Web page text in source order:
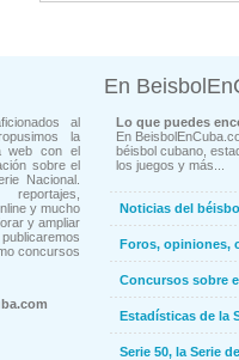
al
la
web con el
sobre el
Nacional.
y mucho
y ampliar
concursos
En
Lo que puedes
En
béisbol cubano,
los juegos y más...
Noticias del
Foros, opiniones,
Concursos sobre
Estadísticas de la
Serie 50, la Serie